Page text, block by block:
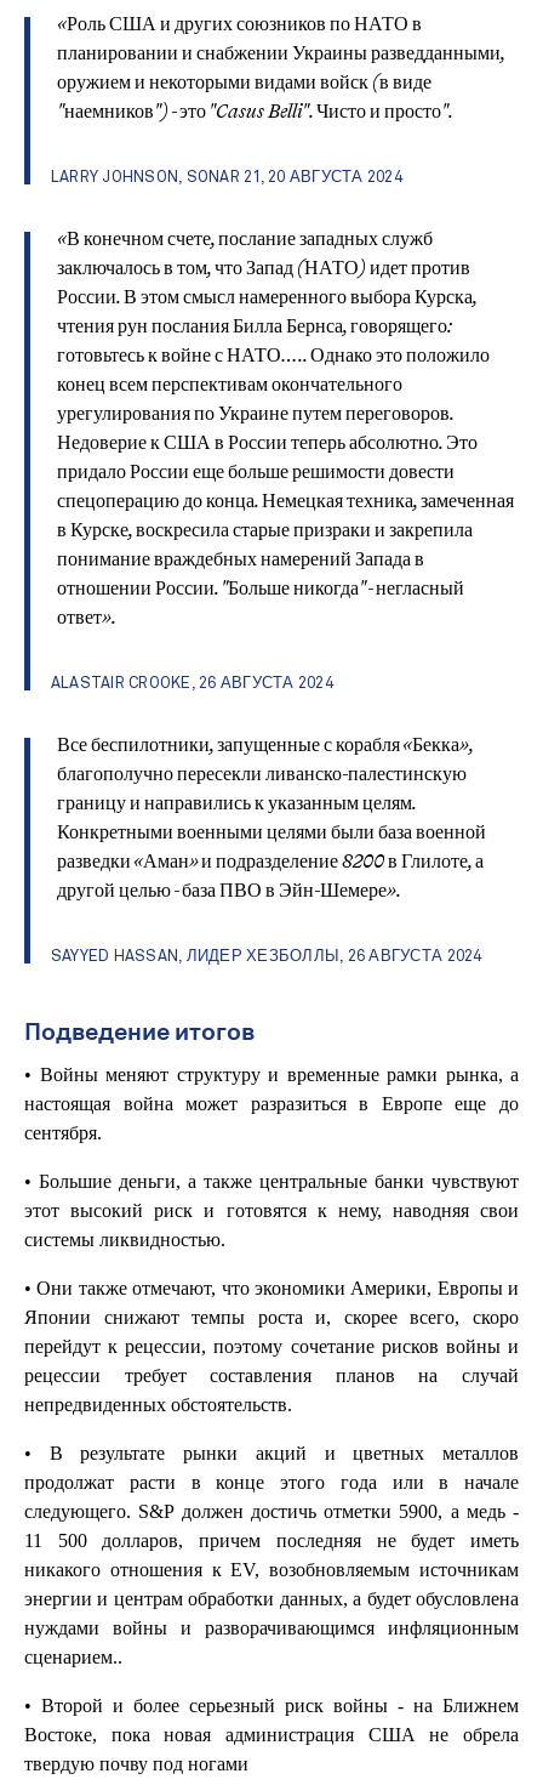
«Роль США и других союзников по НАТО в
планировании и снабжении Украины разведданными,
оружием и некоторыми видами войск (в виде
"наемников") - это "Casus Belli". Чисто и просто".
LARRY JOHNSON, SONAR 21, 20 АВГУСТА 2024
«В конечном счете, послание западных служб
заключалось в том, что Запад (НАТО) идет против
России. В этом смысл намеренного выбора Курска,
чтения рун послания Билла Бернса, говорящего:
готовьтесь к войне с НАТО….. Однако это положило
конец всем перспективам окончательного
урегулирования по Украине путем переговоров.
Недоверие к США в России теперь абсолютно. Это
придало России еще больше решимости довести
спецоперацию до конца. Немецкая техника, замеченная
в Курске, воскресила старые призраки и закрепила
понимание враждебных намерений Запада в
отношении России. "Больше никогда" - негласный
ответ».
ALASTAIR CROOKE, 26 АВГУСТА 2024
Все беспилотники, запущенные с корабля «Бекка»,
благополучно пересекли ливанско-палестинскую
границу и направились к указанным целям.
Конкретными военными целями были база военной
разведки «Аман» и подразделение 8200 в Глилоте, а
другой целью - база ПВО в Эйн-Шемере».
SAYYED HASSAN, ЛИДЕР ХЕЗБОЛЛЫ, 26 АВГУСТА 2024
Подведение итогов
• Войны меняют структуру и временные рамки рынка, а
настоящая война может разразиться в Европе еще до
сентября.
• Большие деньги, а также центральные банки чувствуют
этот высокий риск и готовятся к нему, наводняя свои
системы ликвидностью.
• Они также отмечают, что экономики Америки, Европы и
Японии снижают темпы роста и, скорее всего, скоро
перейдут к рецессии, поэтому сочетание рисков войны и
рецессии требует составления планов на случай
непредвиденных обстоятельств.
• В результате рынки акций и цветных металлов
продолжат расти в конце этого года или в начале
следующего. S&P должен достичь отметки 5900, а медь -
11 500 долларов, причем последняя не будет иметь
никакого отношения к EV, возобновляемым источникам
энергии и центрам обработки данных, а будет обусловлена
нуждами войны и разворачивающимся инфляционным
сценарием..
• Второй и более серьезный риск войны - на Ближнем
Востоке, пока новая администрация США не обрела
твердую почву под ногами